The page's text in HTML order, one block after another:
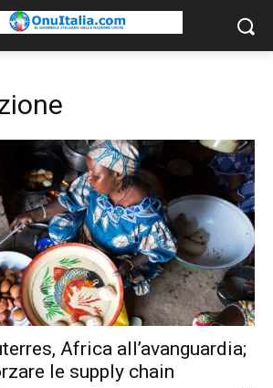
Africa all’avanguardia;
le supply chain